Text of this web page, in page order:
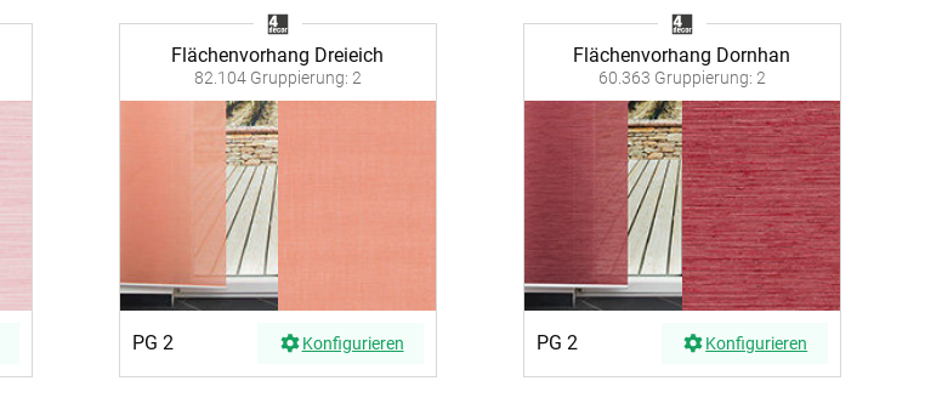
Flächenvorhang Dreieich
82.104 Gruppierung: 2
PG 2 Konfigurieren
Flächenvorhang Dornhan
60.363 Gruppierung: 2
PG 2 Konfigurieren